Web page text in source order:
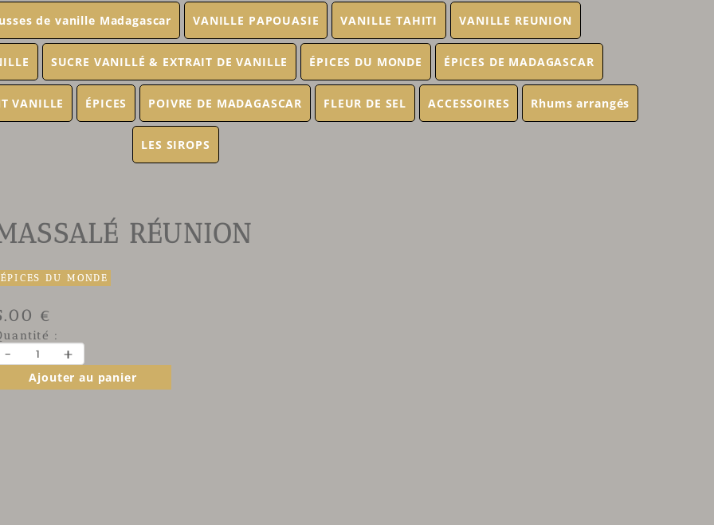
de vanille Madagascar VANILLE PAPOUASIE VANILLE TAHITI VANILLE REUNION
SUCRE VANILLÉ & EXTRAIT DE VANILLE ÉPICES DU MONDE ÉPICES DE MADAGASCAR
VANILLE ÉPICES POIVRE DE MADAGASCAR FLEUR DE SEL ACCESSOIRES Rhums arrangés
LES SIROPS
RÉUNION
ÉPICES DU MONDE
€
:
- +
Ajouter au panier